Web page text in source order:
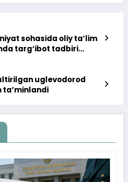
sohasida oliy ta’lim
targ‘ibot tadbiri
uglevodorod
ta’minlandi